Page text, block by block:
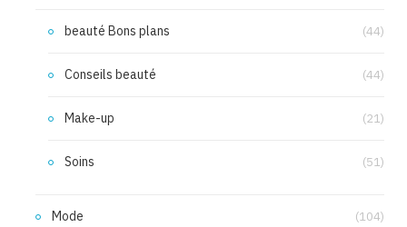
beauté Bons plans (44)
Conseils beauté (44)
Make-up (21)
Soins (51)
Mode (104)